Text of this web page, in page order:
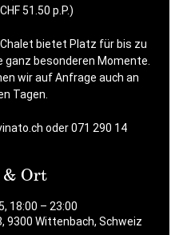
51.50 p.P.)
bietet Platz für bis zu
ganz besonderen Momente.
wir auf Anfrage auch an
Tagen.
oder 071 290 14
& Ort
18:00 – 23:00
Wittenbach, Schweiz